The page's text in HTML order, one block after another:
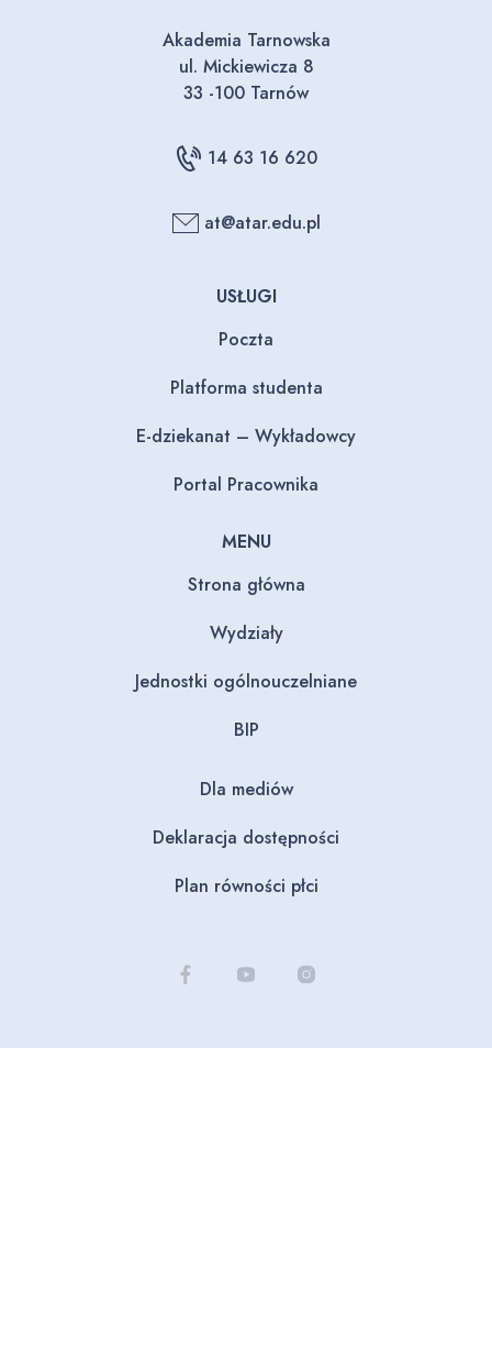
Akademia Tarnowska
ul. Mickiewicza 8
33 -100 Tarnów
14 63 16 620
at@atar.edu.pl
USŁUGI
Poczta
Platforma studenta
E-dziekanat – Wykładowcy
Portal Pracownika
MENU
Strona główna
Wydziały
Jednostki ogólnouczelniane
BIP
Dla mediów
Deklaracja dostępności
Plan równości płci